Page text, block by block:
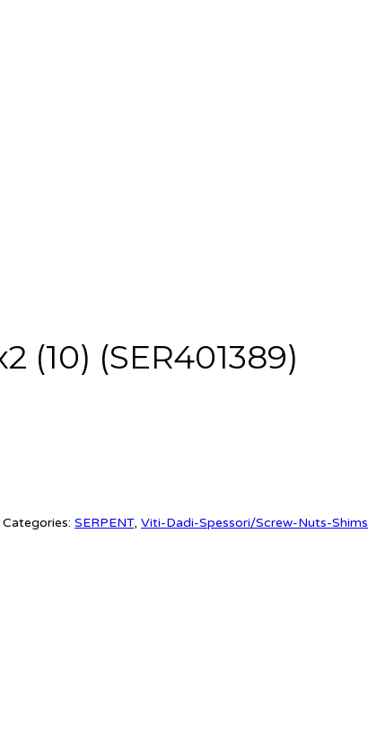
(10) (SER401389)
Categories: SERPENT, Viti-Dadi-Spessori/Screw-Nuts-Shims